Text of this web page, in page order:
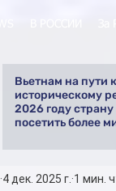
Вьетнам на пути к
историческому
2026 году страну
посетить более
4 дек. 2025 г. 1 мин.